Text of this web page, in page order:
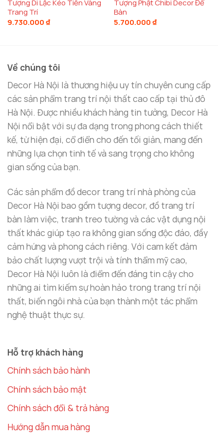
Tăng cường sự đoàn kết gia đình:
Phật Di Lặc là biểu tượng của tình yêu thương và
nhau.
Đặc Điểm Nổi Bật Của Tượng Phật Di Lặc
Thu Hút Tiền Tài Tại Decor Hà Nội
Kích Thước Và Chất Liệu Cao Cấp
Tại Decor Hà Nội tượng Phật Di Lặcthu hút tiền
tài được chế tác từ đồng nguyên chất, giúp mang
lại sự sang trọng và độ bền lâu dài cho sản phẩm.
Mẫu tượng này có nhiều kích thước, phù hợp với mọi
không gian:
Kích thước:
Dài 50 cm x Rộng 19 cm x Cao 23
cm
Trọng lượng:7.5 kg
Chất liệu: Đồng nguyên chất, chế tác thủ công,
bề mặt mạ bóng sang trọng và dễ dàng vệ sinh.
Chất liệu đồng không chỉ giúp tượng có độ bền cao
mà còn mang lại năng lượng phong thủy tích cực,
Thiết Kế Tinh Xảo
Tượng Phật decor đẹp
từng chi tiết nhỏ nhất trên khuôn mặt hiền từ của
Phật Di Lặc đến bụng lớn, nụ cười rạng rỡ và hình
ảnh gậy như ý, hũ tiền của Ngài. Các chi tiết được
chạm khắc công phu, mang lại sự sống động và thần
Tượng Di Lặc Kéo Tiền Vàng
Trang Trí
9.730.000 ₫
Tượng Phật Chibi Decor Để
Bàn
5.700.000 ₫
Về chúng tôi
Decor Hà Nội là thương hiệu uy tín chuyên cung cấp
các sản phẩm trang trí nội thất cao cấp tại thủ đô
Hà Nội. Được nhiều khách hàng tin tưởng, Decor Hà
Nội nổi bật với sự đa dạng trong phong cách thiết
kế, từ hiện đại, cổ điển cho đến tối giản, mang đến
những lựa chọn tinh tế và sang trọng cho không
gian sống của bạn.
Các sản phẩm đồ decor trang trí nhà phòng của
Decor Hà Nội bao gồm tượng decor, đồ trang trí
bàn làm việc, tranh treo tường và các vật dụng nội
thất khác giúp tạo ra không gian sống độc đáo, đầy
cảm hứng và phong cách riêng. Với cam kết đảm
bảo chất lượng vượt trội và tính thẩm mỹ cao,
Decor Hà Nội luôn là điểm đến đáng tin cậy cho
những ai tìm kiếm sự hoàn hảo trong trang trí nội
thất, biến ngôi nhà của bạn thành một tác phẩm
nghệ thuật thực sự.
Hỗ trợ khách hàng
Chính sách bảo hành
Chính sách bảo mật
Chính sách đổi & trả hàng
Hướng dẫn mua hàng